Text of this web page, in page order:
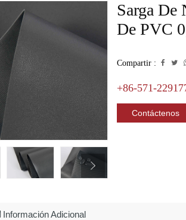
Sarga De
De PVC
Compartir :
+86-571-
Contáctenos
Información Adicional